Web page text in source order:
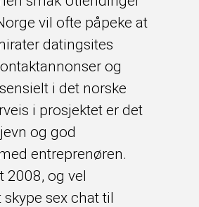
vil ofte påpeke at
datingsites
og
i det norske
i prosjektet er det
og god
entreprenøren.
2008, og vel
sex chat til